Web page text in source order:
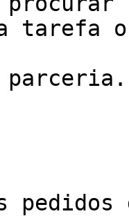
parceria.
pedidos